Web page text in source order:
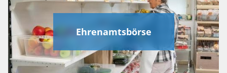
Ehrenamtsbörse